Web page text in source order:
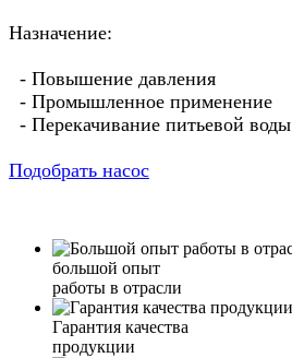
Назначение:
- Повышение давления
- Промышленное применение
- Перекачивание питьевой воды
Подобрать насос
большой опыт
работы в отрасли
Гарантия качества
продукции